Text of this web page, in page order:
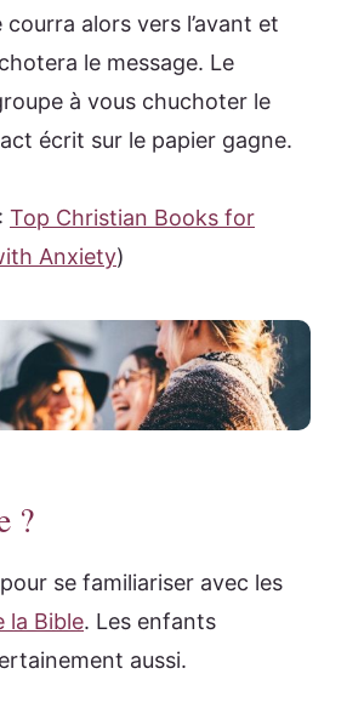
courra alors vers l’avant et
le message. Le
à vous chuchoter le
écrit sur le papier gagne.
Top Christian Books for
Anxiety)
?
se familiariser avec les
la Bible. Les enfants
aussi.